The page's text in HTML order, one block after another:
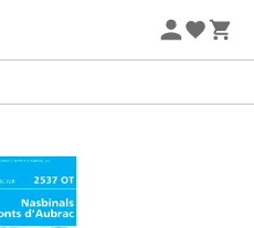
vanaf 2 producten* met